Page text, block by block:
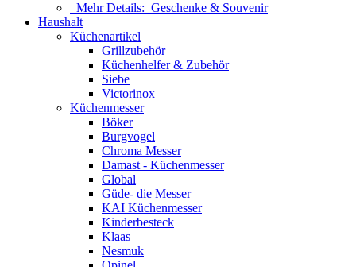
Mehr Details: Geschenke & Souvenir
Haushalt
Küchenartikel
Grillzubehör
Küchenhelfer & Zubehör
Siebe
Victorinox
Küchenmesser
Böker
Burgvogel
Chroma Messer
Damast - Küchenmesser
Global
Güde- die Messer
KAI Küchenmesser
Kinderbesteck
Klaas
Nesmuk